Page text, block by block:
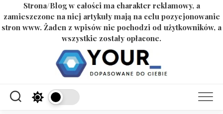
Strona/Blog w całości ma charakter reklamowy, a
zamieszczone na niej artykuły mają na celu pozycjonowanie
stron www. Żaden z wpisów nie pochodzi od użytkowników, a
wszystkie zostały opłacone.